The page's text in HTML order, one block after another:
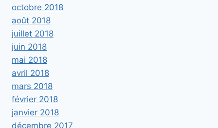
octobre 2018
août 2018
juillet 2018
juin 2018
mai 2018
avril 2018
mars 2018
février 2018
janvier 2018
décembre 2017